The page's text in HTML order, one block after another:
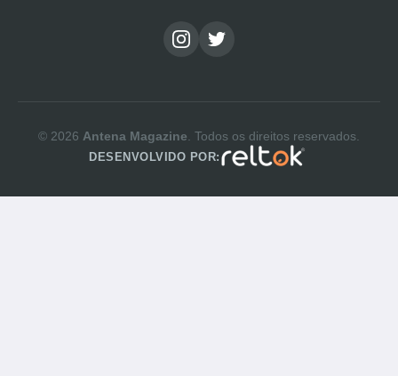
© 2026 Antena Magazine . Todos os direitos reservados.
DESENVOLVIDO POR: